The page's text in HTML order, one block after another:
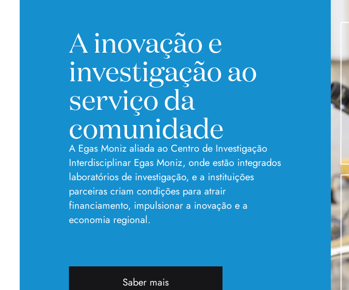
A inovação e
investigação ao
serviço da
comunidade
A Egas Moniz aliada ao Centro de Investigação
Interdisciplinar Egas Moniz, onde estão integrados
laboratórios de investigação, e a instituições
parceiras criam condições para atrair
financiamento, impulsionar a inovação e a
economia regional.
Saber mais